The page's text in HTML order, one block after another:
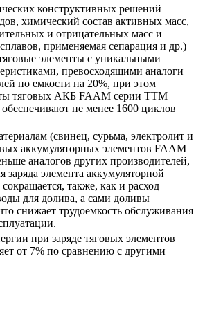
конструктивных решений
химический состав активных масс,
и отрицательных масс и
применяемая сепарация и др.)
элементы с уникальными
превосходящими аналоги
по емкости на 20%, при этом
тяговых АКБ FAAM серии ТТМ
не менее 1600 циклов
(свинец, сурьма, электролит и
аккумуляторных элементов FAAM
аналогов других производителей,
заряда элемента аккумуляторной
также, как и расход
для долива, а сами доливы
снижает трудоемкость обслуживания
при заряде тяговых элементов
от 7% по сравнению с другими